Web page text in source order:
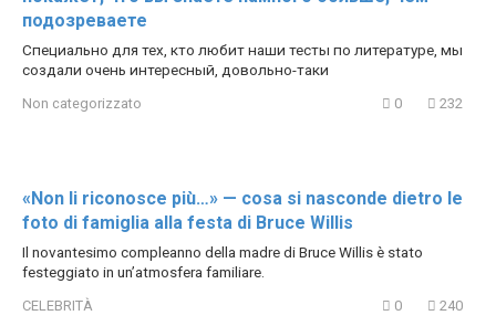
подозреваете
Специально для тех, кто любит наши тесты по литературе, мы
создали очень интересный, довольно-таки
Non categorizzato 0 232
«Non li riconosce più…» — cosa si nasconde dietro le
foto di famiglia alla festa di Bruce Willis
Il novantesimo compleanno della madre di Bruce Willis è stato
festeggiato in un’atmosfera familiare.
CELEBRITÀ 0 240